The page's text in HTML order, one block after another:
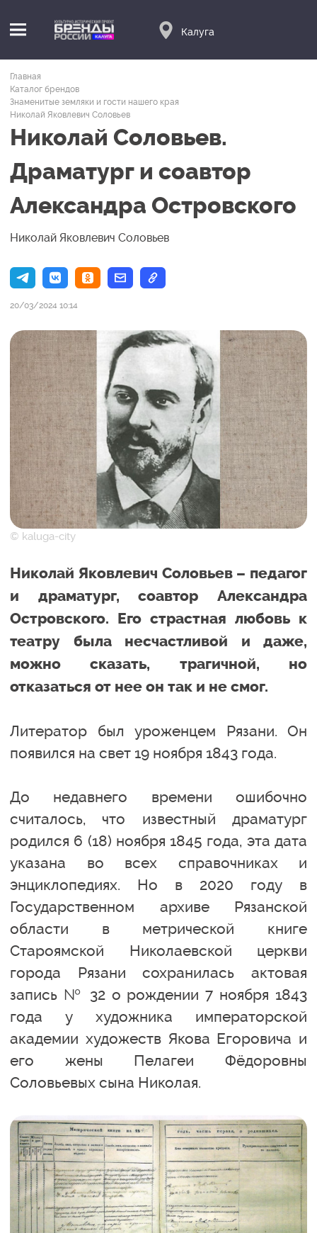
Калуга
Главная
Каталог брендов
Знаменитые земляки и гости нашего края
Николай Яковлевич Соловьев
Николай Соловьев.
Драматург и соавтор
Александра Островского
Николай Яковлевич Соловьев
20/03/2024 10:14
© kaluga-city
Николай Яковлевич Соловьев – педагог
и драматург, соавтор Александра
Островского. Его страстная любовь к
театру была несчастливой и даже,
можно сказать, трагичной, но
отказаться от нее он так и не смог.
Литератор был уроженцем Рязани. Он
появился на свет 19 ноября 1843 года.
До недавнего времени ошибочно
считалось, что известный драматург
родился 6 (18) ноября 1845 года, эта дата
указана во всех справочниках и
энциклопедиях. Но в 2020 году в
Государственном архиве Рязанской
области в метрической книге
Староямской Николаевской церкви
города Рязани сохранилась актовая
запись № 32 о рождении 7 ноября 1843
года у художника императорской
академии художеств Якова Егоровича и
его жены Пелагеи Фёдоровны
Соловьевых сына Николая.